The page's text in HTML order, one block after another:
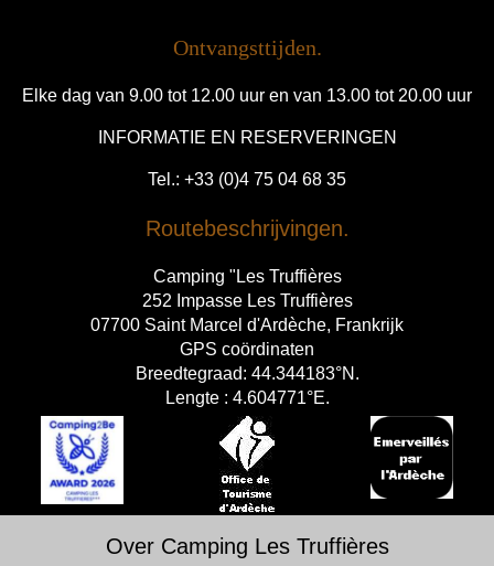
Ontvangsttijden.
Elke dag van 9.00 tot 12.00 uur en van 13.00 tot 20.00 uur
INFORMATIE EN RESERVERINGEN
Tel.: +33 (0)4 75 04 68 35
Routebeschrijvingen.
Camping "Les Truffières
252 Impasse Les Truffières
07700 Saint Marcel d'Ardèche, Frankrijk
GPS coördinaten
Breedtegraad: 44.344183°N.
Lengte : 4.604771°E.
Over Camping Les Truffières